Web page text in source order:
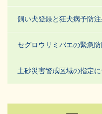
飼い犬登録と狂犬病予防
セグロウリミバエの緊急
土砂災害警戒区域の指定